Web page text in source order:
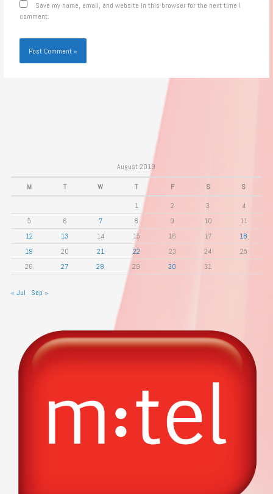
Save my name, email, and website in this browser for the next time I
comment.
August 2019
M T W T F S S
1 2 3
4
5
6 7 8 9 10
11
12
13 14 15 16 17
18
19
20 21 22 23 24
25
26
27 28 29 30 31
« Jul Sep »